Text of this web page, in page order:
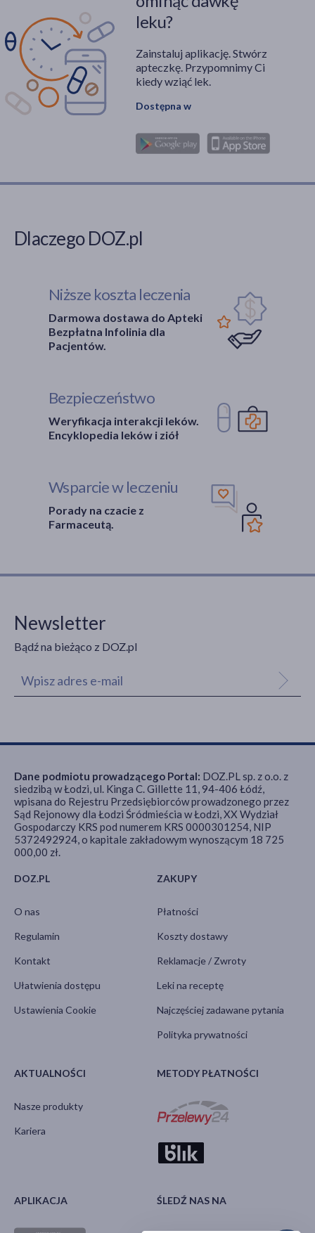
leku?
Zainstaluj aplikację. Stwórz
apteczkę. Przypomnimy Ci
kiedy wziąć lek.
Dostępna w
Dlaczego DOZ.pl
Niższe koszta leczenia
Darmowa dostawa do Apteki
Bezpłatna Infolinia dla
Pacjentów.
Bezpieczeństwo
Weryfikacja interakcji leków.
Encyklopedia leków i ziół
Wsparcie w leczeniu
Porady na czacie z
Farmaceutą.
Newsletter
Bądź na bieżąco z DOZ.pl
DOZ.PL
O nas
Regulamin
Kontakt
Ułatwienia dostępu
Ustawienia Cookie
ZAKUPY
Płatności
Koszty dostawy
Reklamacje / Zwroty
Leki na receptę
Najczęściej zadawane pytania
Polityka prywatności
AKTUALNOŚCI
Nasze produkty
Kariera
METODY PŁATNOŚCI
APLIKACJA ŚLEDŹ NAS NA
Dane podmiotu prowadzącego Portal: DOZ.PL sp. z o.o. z
siedzibą w Łodzi, ul. Kinga C. Gillette 11, 94-406 Łódź,
wpisana do Rejestru Przedsiębiorców prowadzonego przez
Sąd Rejonowy dla Łodzi Śródmieścia w Łodzi, XX Wydział
Gospodarczy KRS pod numerem KRS 0000301254, NIP
5372492924, o kapitale zakładowym wynoszącym 18 725
000,00 zł.